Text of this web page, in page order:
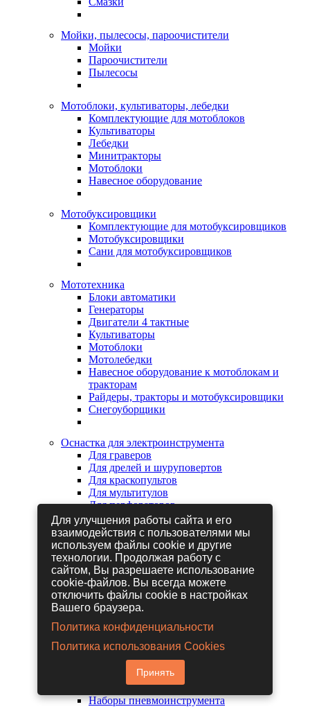
Мойки, пылесосы, пароочистители
Мойки
Пароочистители
Пылесосы
Мотоблоки, культиваторы, лебедки
Комплектующие для мотоблоков
Культиваторы
Лебедки
Минитракторы
Мотоблоки
Навесное оборудование
Мотобуксировщики
Комплектующие для мотобуксировщиков
Мотобуксировщики
Сани для мотобуксировщиков
Мототехника
Блоки автоматики
Генераторы
Двигатели 4 тактные
Культиваторы
Мотоблоки
Мотолебедки
Навесное оборудование к мотоблокам и
тракторам
Райдеры, тракторы и мотобуксировщики
Снегоуборщики
Оснастка для электроинструмента
Для граверов
Для дрелей и шуруповертов
Для краскопультов
Для мультитулов
Для перфораторов
Для сабельных пил
Для строительных фенов
Для фрезеров
Для шлифовальных машин
Для электрических лобзиков
Для электрических ножниц
Для электрических пил
Для электрических рубанков
Гайковерты пневматические
Дрели пневматические
Другие пневмоинструменты
Заклепочники пневматические
Наборы пневмоинструмента
Для улучшения работы сайта и его
взаимодействия с пользователями мы
используем файлы cookie и другие
технологии. Продолжая работу с
сайтом, Вы разрешаете использование
cookie-файлов. Вы всегда можете
отключить файлы cookie в настройках
Вашего браузера.
Политика конфиденциальности
Политика использования Cookies
Принять